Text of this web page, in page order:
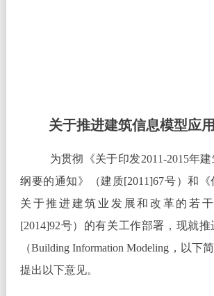
关于推进建筑信息模型应
为贯彻《关于印发2011-2015年
纲要的通知》（建质[2011]67号）和
关于推进建筑业发展和改革的若
[2014]92号）的有关工作部署，现就
（Building Information Modeling，以下
提出以下意见。